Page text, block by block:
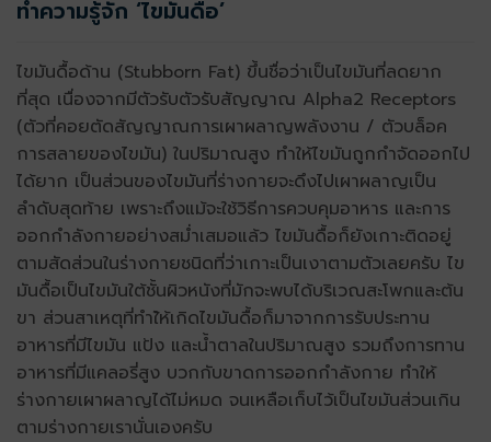
ทำความรู้จัก ‘ไขมันดื้อ’
ไขมันดื้อด้าน (Stubborn Fat) ขึ้นชื่อว่าเป็นไขมันที่ลดยาก
ที่สุด เนื่องจากมีตัวรับตัวรับสัญญาณ Alpha2 Receptors
(ตัวที่คอยตัดสัญญาณการเผาผลาญพลังงาน / ตัวบล็อค
การสลายของไขมัน) ในปริมาณสูง ทำให้ไขมันถูกกำจัดออกไป
ได้ยาก เป็นส่วนของไขมันที่ร่างกายจะดึงไปเผาผลาญเป็น
ลำดับสุดท้าย เพราะถึงแม้จะใช้วิธีการควบคุมอาหาร และการ
ออกกำลังกายอย่างสม่ำเสมอแล้ว ไขมันดื้อก็ยังเกาะติดอยู่
ตามสัดส่วนในร่างกายชนิดที่ว่าเกาะเป็นเงาตามตัวเลยครับ ไข
มันดื้อเป็นไขมันใต้ชั้นผิวหนังที่มักจะพบได้บริเวณสะโพกและต้น
ขา ส่วนสาเหตุที่ทำใ้ห้เกิดไขมันดื้อก็มาจากการรับประทาน
อาหารที่มีไขมัน แป้ง และน้ำตาลในปริมาณสูง รวมถึงการทาน
อาหารที่มีแคลอรี่สูง บวกกับขาดการออกกำลังกาย ทำให้
ร่างกายเผาผลาญได้ไม่หมด จนเหลือเก็บไว้เป็นไขมันส่วนเกิน
ตามร่างกายเรานั่นเองครับ